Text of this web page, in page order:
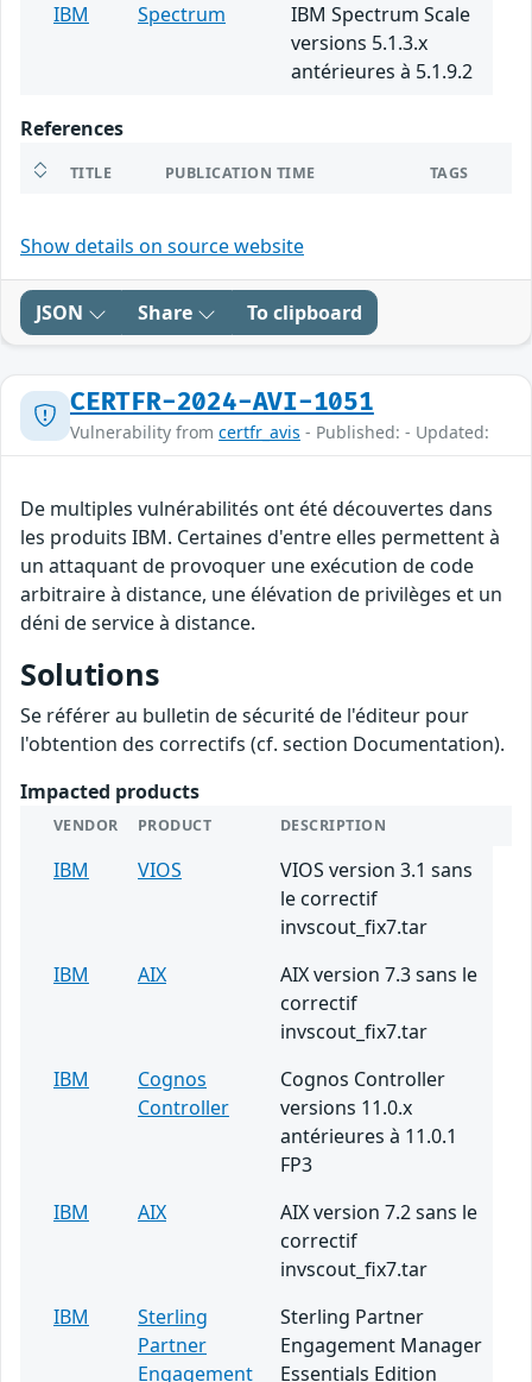
IBM
Spectrum
IBM Spectrum Scale
versions 5.1.3.x
antérieures à 5.1.9.2
References
TITLE PUBLICATION TIME TAGS
Show details on source website
JSON Share To clipboard
CERTFR-2024-AVI-1051
Vulnerability from certfr_avis - Published: - Updated:
De multiples vulnérabilités ont été découvertes dans
les produits IBM. Certaines d'entre elles permettent à
un attaquant de provoquer une exécution de code
arbitraire à distance, une élévation de privilèges et un
déni de service à distance.
Solutions
Se référer au bulletin de sécurité de l'éditeur pour
l'obtention des correctifs (cf. section Documentation).
Impacted products
VENDOR PRODUCT DESCRIPTION
IBM VIOS
VIOS version 3.1 sans
le correctif
invscout_fix7.tar
IBM
AIX
AIX version 7.3 sans le
correctif
invscout_fix7.tar
IBM
Cognos
Controller
Cognos Controller
versions 11.0.x
antérieures à 11.0.1
FP3
IBM
AIX
AIX version 7.2 sans le
correctif
invscout_fix7.tar
IBM
Sterling
Partner
Engagement
Sterling Partner
Engagement Manager
Essentials Edition